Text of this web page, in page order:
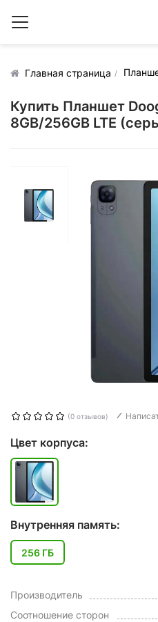
Главная страница
Купить Планшет
8GB/256GB LTE
(0 отзывов)
Цвет корпуса:
Внутренняя память:
256 ГБ
Производитель
Соотношение сторон